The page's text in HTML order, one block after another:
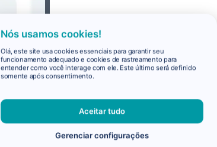
Nós usamos cookies!
Olá, este site usa cookies essenciais para garantir seu
funcionamento adequado e cookies de rastreamento para
entender como você interage com ele. Este último será definido
somente após consentimento.
Aceitar tudo
Gerenciar configurações